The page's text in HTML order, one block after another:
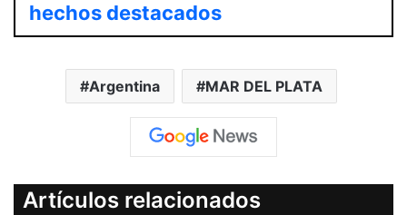
hechos destacados
Argentina MAR DEL PLATA
Artículos relacionados